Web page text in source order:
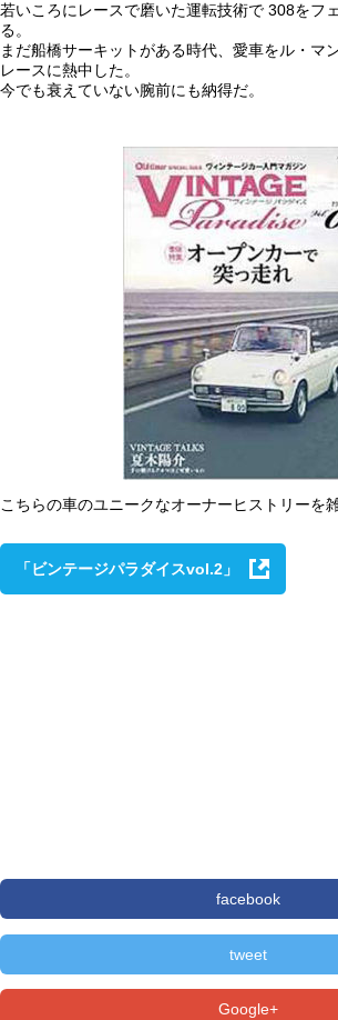
若いころにレースで磨いた運転技術で 308をフ
る。
まだ船橋サーキットがある時代、愛車をル・マ
レースに熱中した。
今でも衰えていない腕前にも納得だ。
こちらの車のユニークなオーナーヒストリーを
「ビンテージパラダイスvol.2」
facebook
tweet
Google+